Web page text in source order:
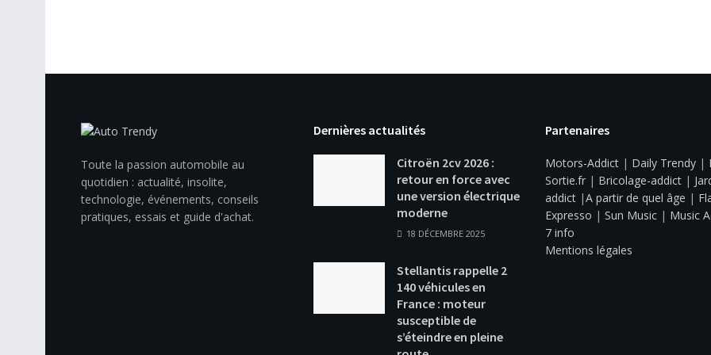
Toute la passion automobile au
quotidien : actualité, insolite,
technologie, événements, conseils
pratiques, essais et guide d'achat.
Dernières actualités
Citroën 2cv 2026 :
retour en force avec
une version électrique
moderne
18 DÉCEMBRE 2025
Stellantis rappelle 2
140 véhicules en
France : moteur
susceptible de
s’éteindre en pleine
Partenaires
Motors-Addict | Daily Trendy |
Sortie.fr | Bricolage-addict |
addict |A partir de quel âge |
Expresso | Sun Music | Music
7 info
Mentions légales